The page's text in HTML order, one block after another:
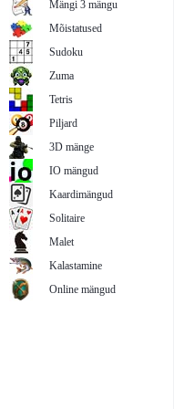
Mängi 3 mängu
Mõistatused
Sudoku
Zuma
Tetris
Piljard
3D mänge
IO mängud
Kaardimängud
Solitaire
Malet
Kalastamine
Online mängud